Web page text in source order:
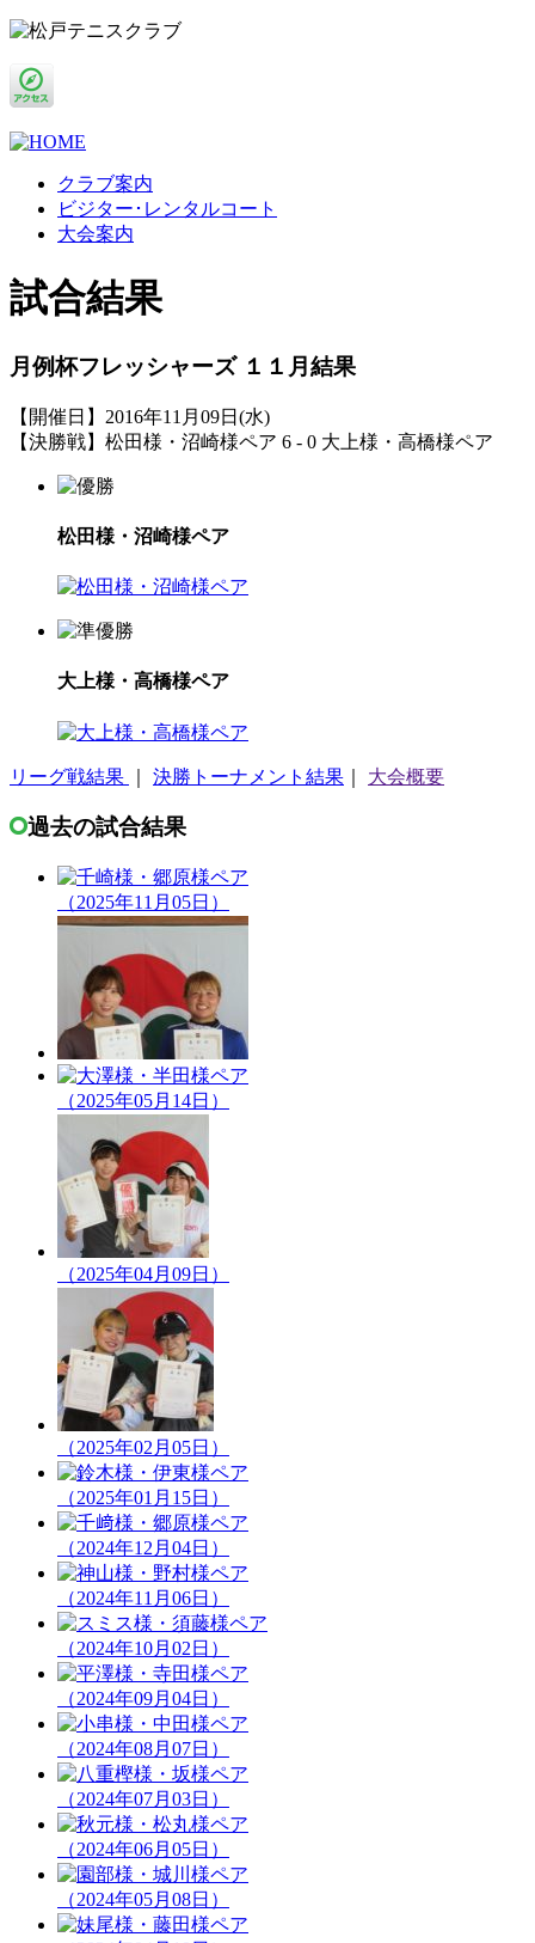
クラブ案内
ビジター･レンタルコート
大会案内
試合結果
月例杯フレッシャーズ １１月結果
【開催日】2016年11月09日(水)
【決勝戦】松田様・沼崎様ペア 6 - 0 大上様・高橋様ペア
松田様・沼崎様ペア
大上様・高橋様ペア
リーグ戦結果 決勝トーナメント結果 大会概要
過去の試合結果
（2025年11月05日）
（2025年05月14日）
（2025年04月09日）
（2025年02月05日）
（2025年01月15日）
（2024年12月04日）
（2024年11月06日）
（2024年10月02日）
（2024年09月04日）
（2024年08月07日）
（2024年07月03日）
（2024年06月05日）
（2024年05月08日）